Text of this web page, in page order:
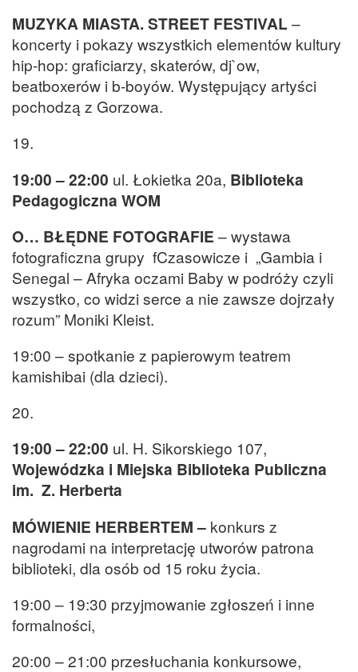
MUZYKA MIASTA. STREET FESTIVAL –
koncerty i pokazy wszystkich elementów kultury
hip-hop: graficiarzy, skaterów, dj`ow,
beatboxerów i b-boyów. Występujący artyści
pochodzą z Gorzowa.
19.
19:00 – 22:00 ul. Łokietka 20a, Biblioteka
Pedagogiczna WOM
O… BŁĘDNE FOTOGRAFIE – wystawa
fotograficzna grupy fCzasowicze i „Gambia i
Senegal – Afryka oczami Baby w podróży czyli
wszystko, co widzi serce a nie zawsze dojrzały
rozum” Moniki Kleist.
19:00 – spotkanie z papierowym teatrem
kamishibai (dla dzieci).
20.
19:00 – 22:00 ul. H. Sikorskiego 107,
Wojewódzka i Miejska Biblioteka Publiczna
im. Z. Herberta
MÓWIENIE HERBERTEM – konkurs z
nagrodami na interpretację utworów patrona
biblioteki, dla osób od 15 roku życia.
19:00 – 19:30 przyjmowanie zgłoszeń i inne
formalności,
20:00 – 21:00 przesłuchania konkursowe,